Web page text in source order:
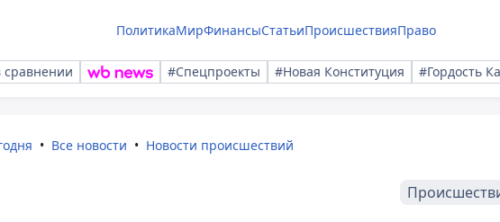
ПолитикаМирФинансыСтатьиПроисшествияПраво
сравнении #Спецпроекты #Новая Конституция #Гордость
Все новости Новости происшествий